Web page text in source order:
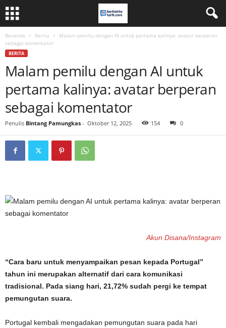
Beranda Berita
Malam pemilu dengan AI untuk pertama kalinya: avatar berperan
sebagai komentator
BERITA
Malam pemilu dengan AI untuk
pertama kalinya: avatar berperan
sebagai komentator
Penulis Bintang Pamungkas - Oktober 12, 2025 154 0
Akun Disana/Instagram
“Cara baru untuk menyampaikan pesan kepada Portugal”
tahun ini merupakan alternatif dari cara komunikasi
tradisional. Pada siang hari, 21,72% sudah pergi ke tempat
pemungutan suara.
Portugal kembali mengadakan pemungutan suara pada hari